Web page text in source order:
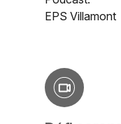
EPS Villamont